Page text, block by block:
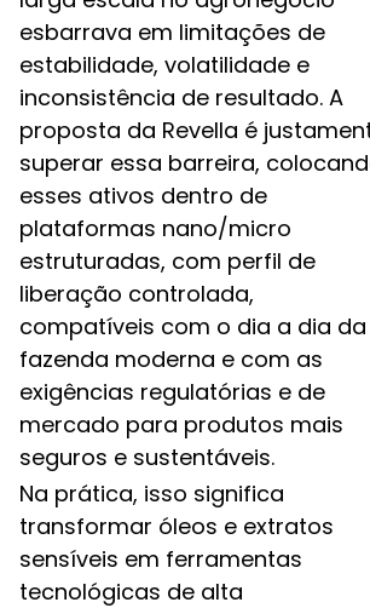
esbarrava em limitações de
estabilidade, volatilidade e
inconsistência de resultado. A
proposta da Revella é
superar essa barreira,
esses ativos dentro de
plataformas nano/micro
estruturadas, com perfil de
liberação controlada,
compatíveis com o dia a dia da
fazenda moderna e com as
exigências regulatórias e de
mercado para produtos mais
seguros e sustentáveis.​
Na prática, isso significa
transformar óleos e extratos
sensíveis em ferramentas
tecnológicas de alta